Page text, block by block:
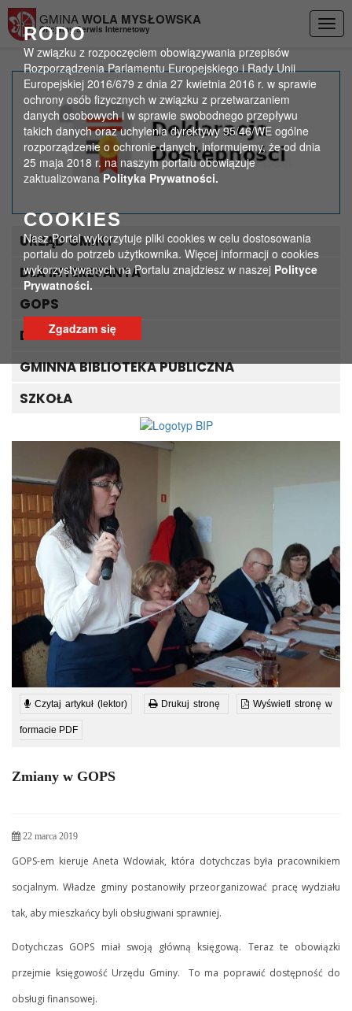
RODO
W związku z rozpoczęciem obowiązywania przepisów
Rozporządzenia Parlamentu Europejskiego i Rady Unii
Europejskiej 2016/679 z dnia 27 kwietnia 2016 r. w sprawie
ochrony osób fizycznych w związku z przetwarzaniem
danych osobowych i w sprawie swobodnego przepływu
takich danych oraz uchylenia dyrektywy 95/46/WE ogólne
rozporządzenie o ochronie danych, informujemy, że od dnia
25 maja 2018 r. na naszym portalu obowiązuje
zaktualizowanaPolityka Prywatności.
COOKIES
Nasz Portal wykorzytuje pliki cookies w celu dostosowania
portalu do potrzeb użytkownika. Więcej informacji o cookies
wykorzystywanych na Portalu znajdziesz w naszej Polityce
Prywatności.
Zgadzam się
GMINA WOLA MYSŁOWSKA
Oficjalny Serwis Internetowy
Zmiany w GOPS
Strona główna > Aktualności > Zmiany w GOPS
URZĄD GMINY
DLA INTERESANTA
GOPS
DLA TURYSTY
GMINNA BIBLIOTEKA PUBLICZNA
SZKOŁA
Czytaj artykuł (lektor) Drukuj stronę Wyświetl stronę w
formacie PDF
Zmiany w GOPS
22 marca 2019
GOPS-em kieruje Aneta Wdowiak, która dotychczas była pracownikiem
socjalnym. Władze gminy postanowiły przeorganizować pracę wydziału
tak, aby mieszkańcy byli obsługiwani sprawniej.
Dotychczas GOPS miał swoją główną księgową. Teraz te obowiązki
przejmie księgowość Urzędu Gminy. To ma poprawić dostępność do
obsługi finansowej.